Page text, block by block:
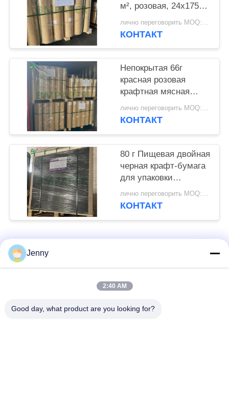
м², розовая, 24x175
футов, одобрено FDAлично переговорить MOQ:10 тонн
КОНТАКТ
Непокрытая 66г
красная розовая
крафтная мясная
оберточная бумага
для курения BBQ
лично переговорить MOQ:10 тонн
КОНТАКТ
80 г Пищевая двойная
черная крафт-бумага
для упаковки
пищевых продуктов лично переговорить MOQ:10 тонн
КОНТАКТ
Популярные категории
коричневый крен
Jenny
2:40 AM
Good day, what product are you looking for?